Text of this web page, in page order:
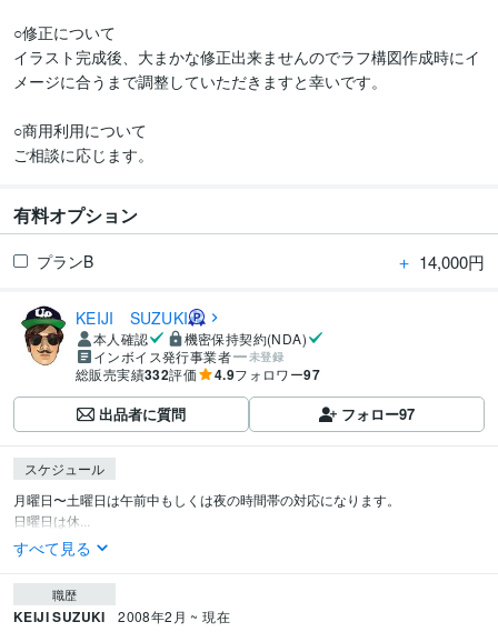
○修正について
イラスト完成後、大まかな修正出来ませんのでラフ構図作成時にイ
メージに合うまで調整していただきますと幸いです。
○商用利用について
有料オプション
プランB ＋ 14,000円
KEIJI SUZUKI
本人確認
機密保持契約(NDA)
インボイス発行事業者
未登録
総販売実績332評価 4.9フォロワー97
出品者に質問 フォロー97
スケジュール
月曜日〜土曜日は午前中もしくは夜の時間帯の対応になります。
日曜日は休...
すべて見る
職歴
KEIJI SUZUKI 2008年2月 ~ 現在